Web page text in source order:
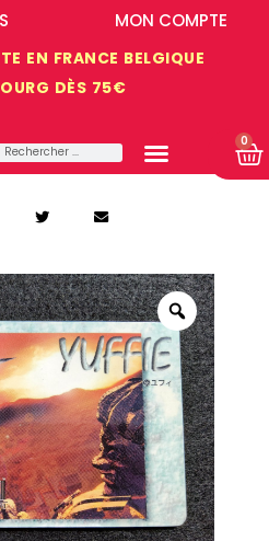
EN FRANCE BELGIQUE
DÈS 75€
MON COMPTE
0